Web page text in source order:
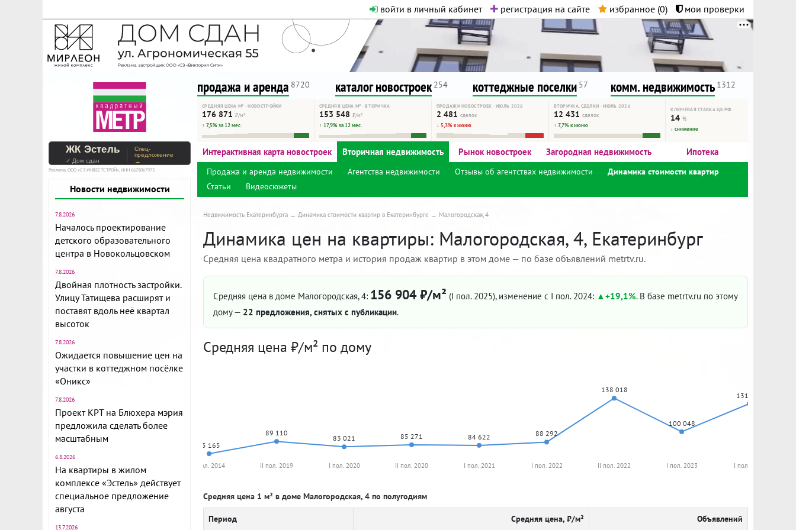
войти в личный кабинет регистрация на сайте избранное (0) мои проверки
На Метре реклама - только нормальная. Никакого шок-контента.
Помогайте независимому ресурсу, как он помогает вам. Удачи!
продажа и аренда 8720 каталог новостроек 254 коттеджные поселки 57 комм. недвижимость 1312
СРЕДНЯЯ ЦЕНА М² · НОВОСТРОЙКИ
176 871 ₽/м²
↑ 7,5% за 12 мес.
СРЕДНЯЯ ЦЕНА М² · ВТОРИЧКА
153 548 ₽/м²
↑ 17,9% за 12 мес.
ПРОДАЖИ НОВОСТРОЕК · ИЮЛЬ 2026
2 481 сделок
↓ 5,3% к июню
ВТОРИЧКА, СДЕЛКИ · ИЮЛЬ 2026
12 431 сделок
↑ 7,7% к июню
КЛЮЧЕВАЯ СТАВКА ЦБ РФ
14%
↓ снижение
ЖК Эстель
✓ Дом сдан
Спец-
предложение
→
Реклама. ООО «СЗ ИНВЕСТСТРОЙ», ИНН 6678067973
Новости недвижимости
7.8.2026
Началось проектирование
детского образовательного
центра в Новокольцовском
7.8.2026
Двойная плотность застройки.
Улицу Татищева расширят и
поставят вдоль неё квартал
высоток
7.8.2026
Ожидается повышение цен на
участки в коттеджном посёлке
«Оникс»
7.8.2026
Проект КРТ на Блюхера мэрия
предложила сделать более
масштабным
6.8.2026
На квартиры в жилом
комплексе «Эстель» действует
специальное предложение
августа
13.7.2026
Интерактивная карта новостроек Вторичная недвижимость Рынок новостроек Загородная недвижимость Ипотека
Продажа и аренда недвижимости Агентства недвижимости Отзывы об агентствах недвижимости
Динамика стоимости квартир
Статьи
Видеосюжеты
Недвижимость Екатеринбурга Динамика стоимости квартир в Екатеринбурге Малогородская, 4
Динамика цен на квартиры: Малогородская, 4, Екатеринбург
Средняя цена квадратного метра и история продаж квартир в этом доме — по базе объявлений metrtv.ru.
Средняя цена в доме Малогородская, 4: 156 904 ₽/м² (I пол. 2025), изменение с I пол. 2024: +19,1%. В базе metrtv.ru по этому
дому — 22 предложения, снятых с публикации.
Средняя цена ₽/м² по дому
75 165
89 110
83 021 85 271 84 622 88 292
138 018
100 048
131 765
I пол. 2014 II пол. 2019 I пол. 2020 II пол. 2020 I пол. 2021 I пол. 2022 II пол. 2022 I пол. 2023 I пол. 2024
Средняя цена 1 м² в доме Малогородская, 4 по полугодиям
Период Средняя цена, ₽/м² Объявлений